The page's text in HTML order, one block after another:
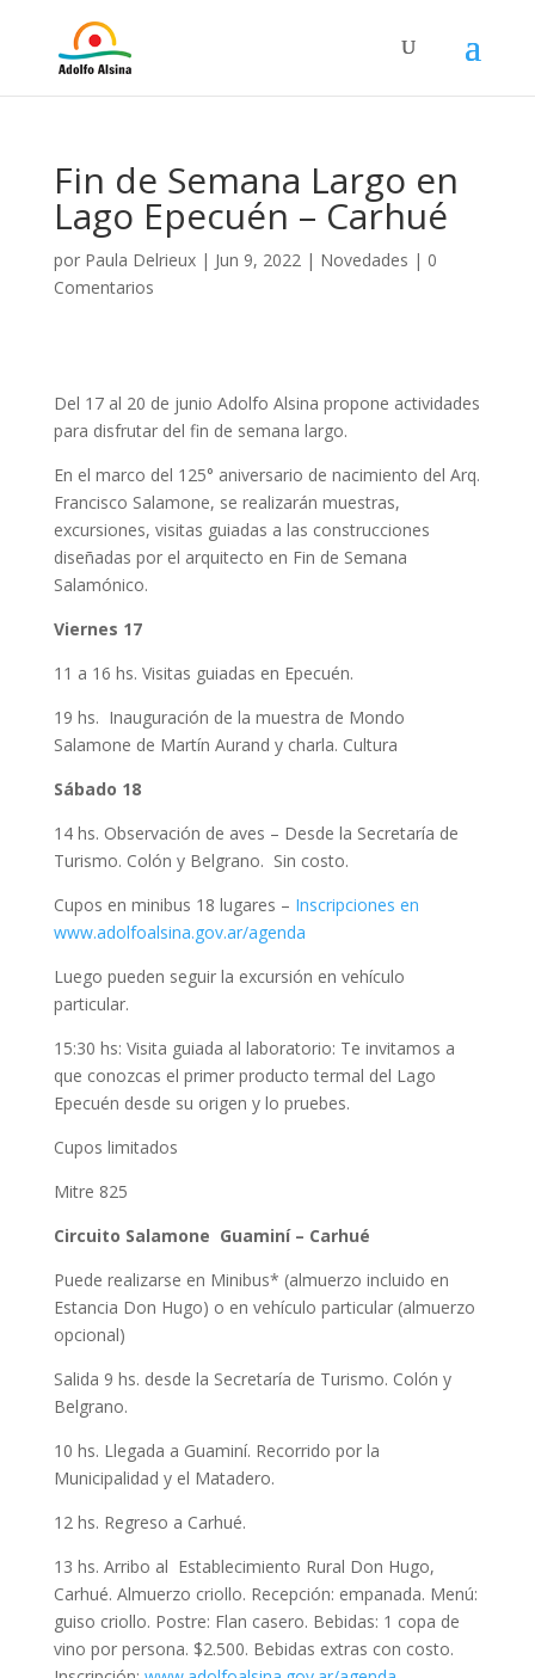
Fin de Semana Largo en
Lago Epecuén – Carhué
por Paula Delrieux| Jun 9, 2022| Novedades | 0
Comentarios
Del 17 al 20 de junio Adolfo Alsina propone actividades
para disfrutar del fin de semana largo.
En el marco del 125° aniversario de nacimiento del Arq.
Francisco Salamone, se realizarán muestras,
excursiones, visitas guiadas a las construcciones
diseñadas por el arquitecto en Fin de Semana
Salamónico.
Viernes 17
11 a 16 hs. Visitas guiadas en Epecuén.
19 hs. Inauguración de la muestra de Mondo
Salamone de Martín Aurand y charla. Cultura
Sábado 18
14 hs. Observación de aves – Desde la Secretaría de
Turismo. Colón y Belgrano. Sin costo.
Cupos en minibus 18 lugares – Inscripciones en
www.adolfoalsina.gov.ar/agenda
Luego pueden seguir la excursión en vehículo
particular.
15:30 hs: Visita guiada al laboratorio: Te invitamos a
que conozcas el primer producto termal del Lago
Epecuén desde su origen y lo pruebes.
Cupos limitados
Mitre 825
Circuito Salamone Guaminí – Carhué
Puede realizarse en Minibus* (almuerzo incluido en
Estancia Don Hugo) o en vehículo particular (almuerzo
opcional)
Salida 9 hs. desde la Secretaría de Turismo. Colón y
Belgrano.
10 hs. Llegada a Guaminí. Recorrido por la
Municipalidad y el Matadero.
12 hs. Regreso a Carhué.
13 hs. Arribo al Establecimiento Rural Don Hugo,
Carhué. Almuerzo criollo. Recepción: empanada. Menú:
guiso criollo. Postre: Flan casero. Bebidas: 1 copa de
vino por persona. $2.500. Bebidas extras con costo.